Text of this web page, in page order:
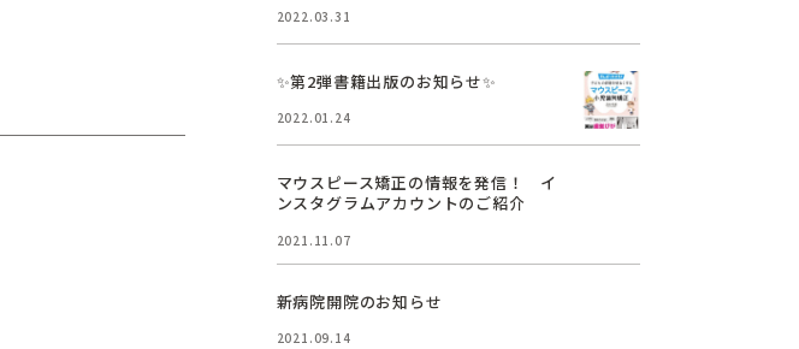
2022.03.31
✨第2弾書籍出版のお知らせ✨
2022.01.24
マウスピース矯正の情報を発信！ イ
ンスタグラムアカウントのご紹介
2021.11.07
新病院開院のお知らせ
2021.09.14